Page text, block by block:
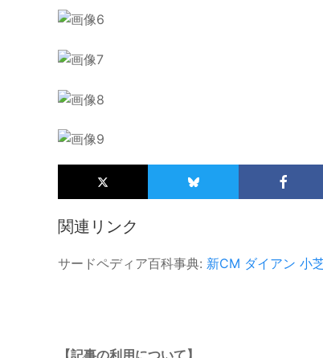
関連リンク
サードペディア百科事典: 新CM ダイアン 小